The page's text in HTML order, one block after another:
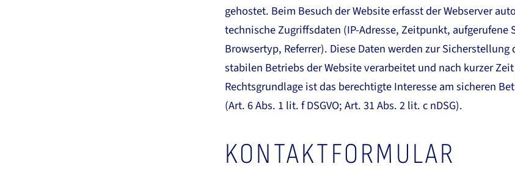
gehostet. Beim Besuch der Website erfasst der Webserver
technische Zugriffsdaten (IP-Adresse, Zeitpunkt, aufgerufene
Browsertyp, Referrer). Diese Daten werden zur Sicherstellung
stabilen Betriebs der Website verarbeitet und nach kurzer
Rechtsgrundlage ist das berechtigte Interesse am sicheren
(Art. 6 Abs. 1 lit. f DSGVO; Art. 31 Abs. 2 lit. c nDSG).
KONTAKTFORMULAR